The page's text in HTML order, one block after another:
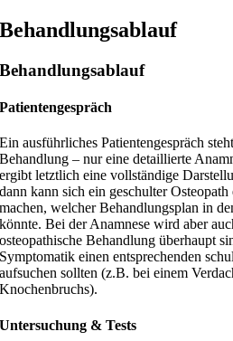
Behandlungsablauf
Behandlungsablauf
Patientengespräch
Ein ausführliches Patientengespräch
Behandlung – nur eine detaillierte
ergibt letztlich eine vollständige
dann kann sich ein geschulter
machen, welcher Behandlungsplan in
könnte. Bei der Anamnese wird aber
osteopathische Behandlung überhaupt
Symptomatik einen entsprechenden
aufsuchen sollten (z.B. bei einem
Knochenbruchs).
Untersuchung & Tests